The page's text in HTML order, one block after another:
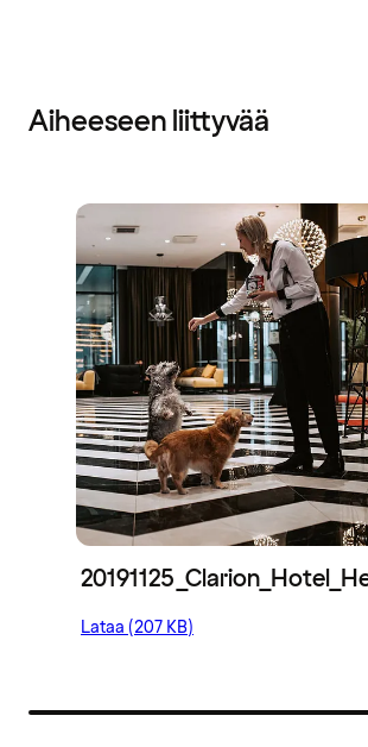
Aiheeseen liittyvää
Lataa (207 KB)